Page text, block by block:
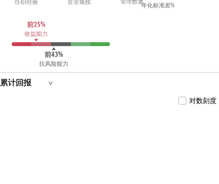
金基金经理。2019年3月14日至今担任泰康裕泰
至2021年5月7日担任泰康安业政策性金融债债券
型证券投资基金基金经理。2019年9月17日至2024
年1月12日担任泰康安欣纯债债券型证券投资基
金基金经理。2024年2月28日至今担任泰康悦享90
天持有期债券型证券投资基金基金经理。2024年
8月1日至今担任泰康悦享60天持有期债券型证券
任职经验 在管规模
前25%
收益能力
前43%
抗风险能力
年化标准差%
累计回报
对数刻度